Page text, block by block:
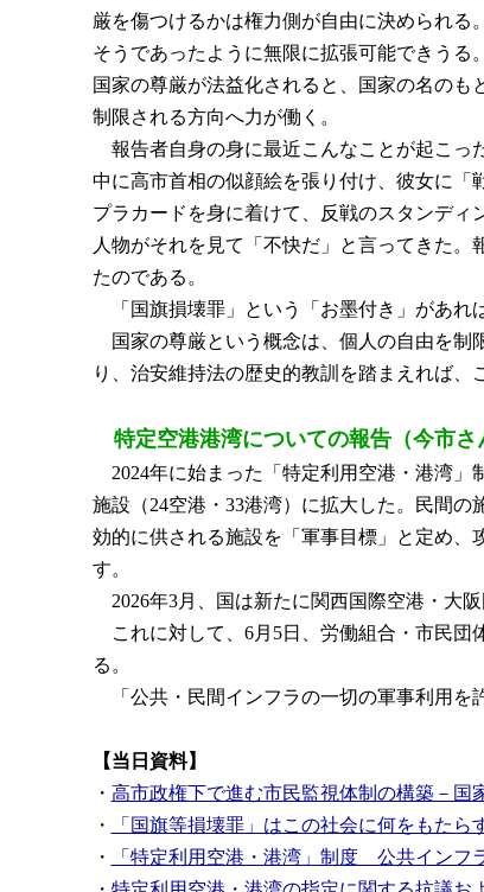
厳を傷つけるかは権力側が自由に決められる
そうであったように無限に拡張可能できうる
国家の尊厳が法益化されると、国家の名のも
制限される方向へ力が働く。
報告者自身の身に最近こんなことが起こっ
中に高市首相の似顔絵を張り付け、彼女に「
プラカードを身に着けて、反戦のスタンディ
人物がそれを見て「不快だ」と言ってきた
たのである。
「国旗損壊罪」という「お墨付き」があれ
国家の尊厳という概念は、個人の自由を制
り、治安維持法の歴史的教訓を踏まえれば、
特定空港港湾についての報告（今市さ
2024年に始まった「特定利用空港・港湾」
施設（24空港・33港湾）に拡大した。民間
効的に供される施設を「軍事目標」と定め、
す。
2026年3月、国は新たに関西国際空港・大
これに対して、6月5日、労働組合・市民団
る。
「公共・民間インフラの一切の軍事利用を
【当日資料】
・ 高市政権下で進む市民監視体制の構築－国
・
「国旗等損壊罪」はこの社会に何をもたら
・
「特定利用空港・港湾」制度 公共インフ